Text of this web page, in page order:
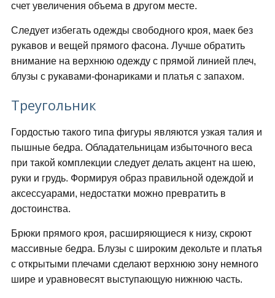
счет увеличения объема в другом месте.
Следует избегать одежды свободного кроя, маек без
рукавов и вещей прямого фасона. Лучше обратить
внимание на верхнюю одежду с прямой линией плеч,
блузы с рукавами-фонариками и платья с запахом.
Треугольник
Гордостью такого типа фигуры являются узкая талия и
пышные бедра. Обладательницам избыточного веса
при такой комплекции следует делать акцент на шею,
руки и грудь. Формируя образ правильной одеждой и
аксессуарами, недостатки можно превратить в
достоинства.
Брюки прямого кроя, расширяющиеся к низу, скроют
массивные бедра. Блузы с широким декольте и платья
с открытыми плечами сделают верхнюю зону немного
шире и уравновесят выступающую нижнюю часть.